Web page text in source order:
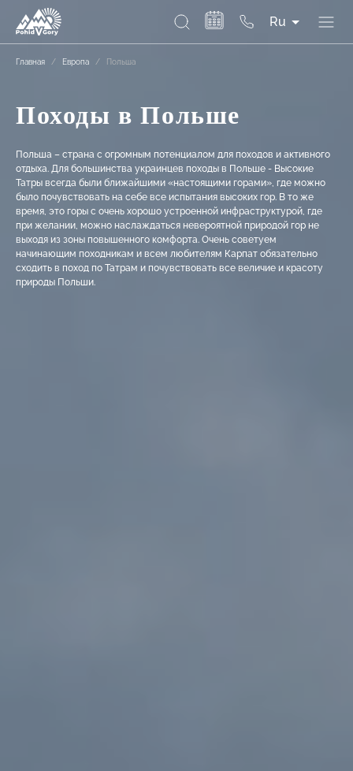
Ru
Главная / Европа / Польша
Походы в Польше
Польша – страна с огромным потенциалом для походов и активного
отдыха. Для большинства украинцев походы в Польше - Высокие
Татры всегда были ближайшими «настоящими горами», где можно
было почувствовать на себе все испытания высоких гор. В то же
время, это горы с очень хорошо устроенной инфраструктурой, где
при желании, можно наслаждаться невероятной природой гор не
выходя из зоны повышенного комфорта. Очень советуем
начинающим походникам и всем любителям Карпат обязательно
сходить в поход по Татрам и почувствовать все величие и красоту
природы Польши.